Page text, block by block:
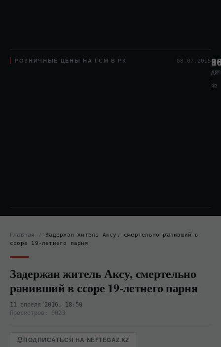
РОЗНИЧНЫЕ ЦЕНЫ НА ГСМ В РК 08.07.2015
АИ
-
80
АИ
-
92
ДТЛ
Главная / Задержан житель Аксу, смертельно ранивший в
ссоре 19-летнего парня
Задержан житель Аксу, смертельно
ранивший в ссоре 19-летнего парня
11 апреля 2016, 18:50
Просмотров: 6023
ПОДПИСАТЬСЯ НА NEFTEGAZ.KZ